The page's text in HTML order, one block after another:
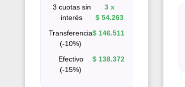
3 cuotas sin
interés
3 x
$ 54.263
Transferencia
(-10%)
$ 146.511
Efectivo
(-15%)
$ 138.372